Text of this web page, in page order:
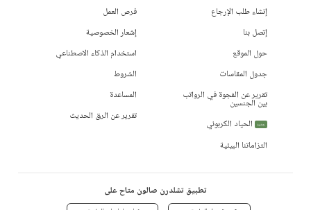
إنشاء طلب الإرجاع
إتصل بنا
حول الموقع
جدول المقاسات
تقرير عن الفجوة في الرواتب
بين الجنسين
جديد
الحياد الكربوني
التزاماتنا البيئية
فرص العمل
إشعار الخصوصية
استخدام الذكاء الاصطناعي
الشروط
المساعدة
تقرير عن الرق الحديث
تطبيق تشلدرن صالون متاح على